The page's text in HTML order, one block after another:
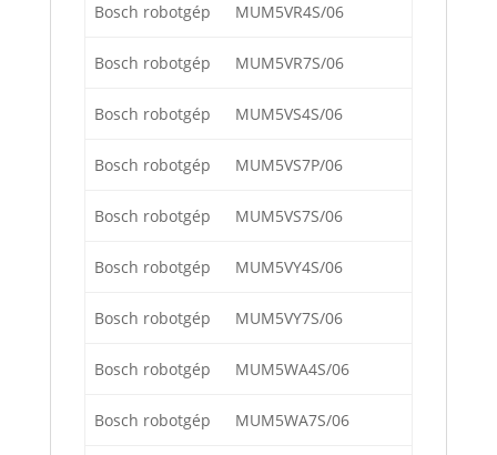
Bosch robotgép MUM5VR4S/06
Bosch robotgép MUM5VR7S/06
Bosch robotgép MUM5VS4S/06
Bosch robotgép MUM5VS7P/06
Bosch robotgép MUM5VS7S/06
Bosch robotgép MUM5VY4S/06
Bosch robotgép MUM5VY7S/06
Bosch robotgép MUM5WA4S/06
Bosch robotgép MUM5WA7S/06